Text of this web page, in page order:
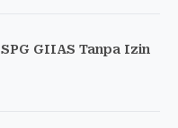
GIIAS Tanpa Izin